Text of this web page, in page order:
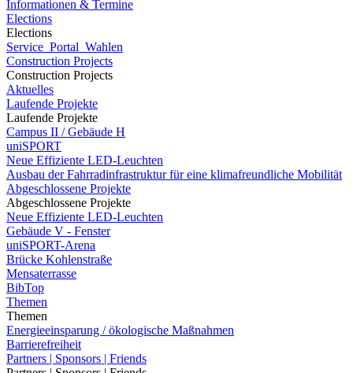
Informationen & Termine
Elections
Elections
Service_Portal_Wahlen
Construction Projects
Construction Projects
Aktuelles
Laufende Projekte
Laufende Projekte
Campus II / Gebäude H
uniSPORT
Neue Effiziente LED-Leuchten
Ausbau der Fahrradinfrastruktur für eine klimafreundliche Mobilität
Abgeschlossene Projekte
Abgeschlossene Projekte
Neue Effiziente LED-Leuchten
Gebäude V - Fenster
uniSPORT-Arena
Brücke Kohlenstraße
Mensaterrasse
BibTop
Themen
Themen
Energieeinsparung / ökologische Maßnahmen
Barrierefreiheit
Partners | Sponsors | Friends